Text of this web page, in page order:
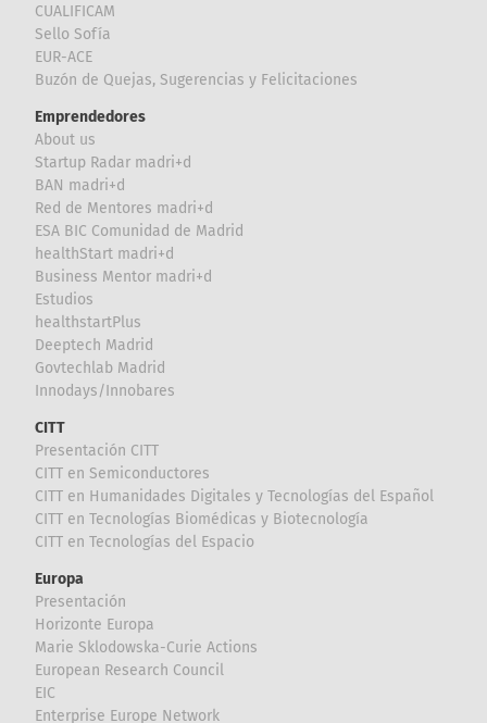
CUALIFICAM
Sello Sofía
EUR-ACE
Buzón de Quejas, Sugerencias y Felicitaciones
Emprendedores
About us
Startup Radar madri+d
BAN madri+d
Red de Mentores madri+d
ESA BIC Comunidad de Madrid
healthStart madri+d
Business Mentor madri+d
Estudios
healthstartPlus
Deeptech Madrid
Govtechlab Madrid
Innodays/Innobares
CITT
Presentación CITT
CITT en Semiconductores
CITT en Humanidades Digitales y Tecnologías del Español
CITT en Tecnologías Biomédicas y Biotecnología
CITT en Tecnologías del Espacio
Europa
Presentación
Horizonte Europa
Marie Sklodowska-Curie Actions
European Research Council
EIC
Enterprise Europe Network